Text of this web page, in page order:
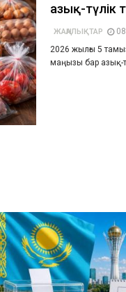
азық-түлік
ЖАҢАЛЫҚТАР
2026 жылғы 5
маңызы бар азық-